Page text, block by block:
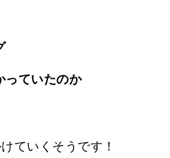
っていたのか
ていくそうです！